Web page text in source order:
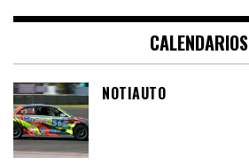
CALENDARIOS
NOTIAUTO